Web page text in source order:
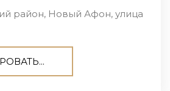
район, Новый Афон, улица